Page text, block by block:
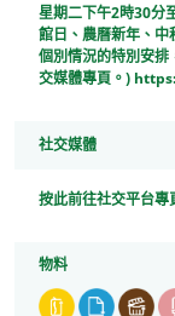
星期二下午2時30分
館日、農曆新年、
個別情況的特別安
交媒體專頁。)
社交媒體
按此前往社交平台專
物料